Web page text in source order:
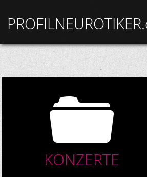
F
KONZERTE